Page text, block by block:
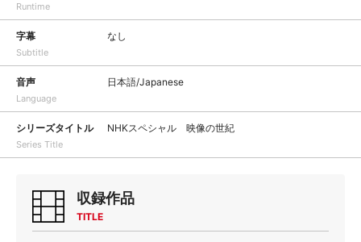
Runtime
字幕
Subtitle
なし
音声
Language
日本語/Japanese
シリーズタイトル
Series Title
NHKスペシャル 映像の世紀
収録作品
TITLE